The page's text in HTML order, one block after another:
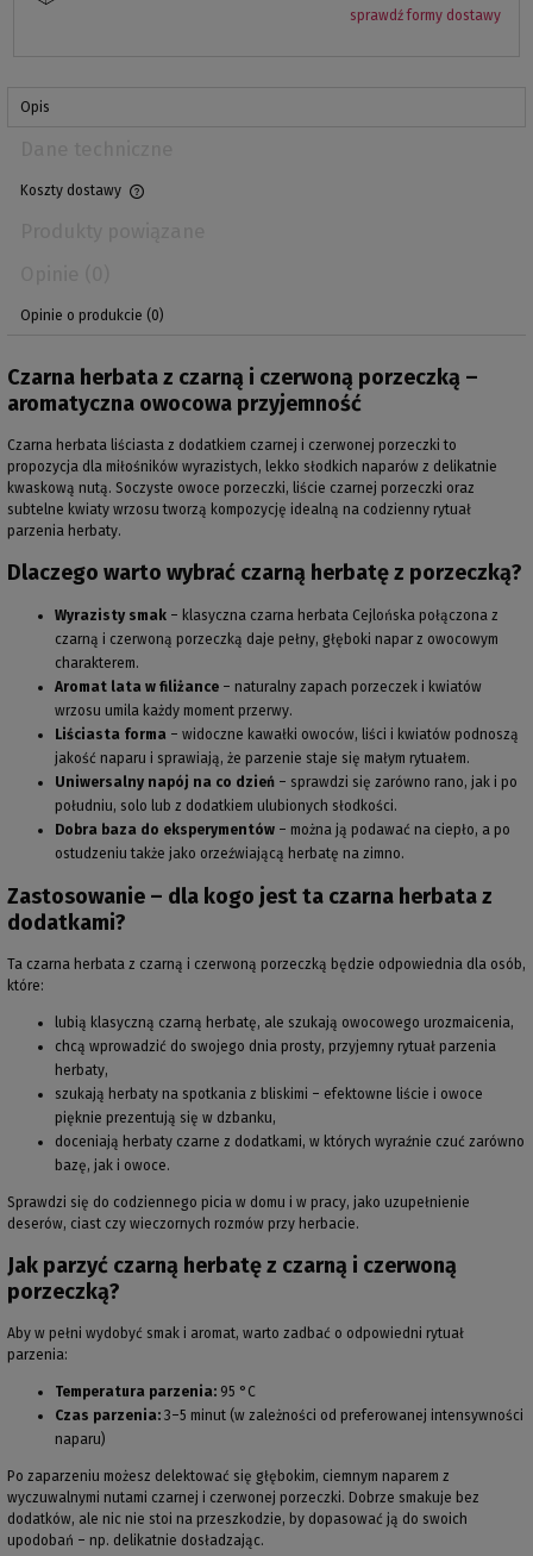
sprawdź formy dostawy
Opis
Koszty dostawy
Opinie o produkcie (0)
Czarna herbata z czarną i czerwoną porzeczką –
aromatyczna owocowa przyjemność
Czarna herbata liściasta z dodatkiem czarnej i czerwonej porzeczki to
propozycja dla miłośników wyrazistych, lekko słodkich naparów z delikatnie
kwaskową nutą. Soczyste owoce porzeczki, liście czarnej porzeczki oraz
subtelne kwiaty wrzosu tworzą kompozycję idealną na codzienny rytuał
parzenia herbaty.
Dlaczego warto wybrać czarną herbatę z porzeczką?
Wyrazisty smak – klasyczna czarna herbata Cejlońska połączona z
czarną i czerwoną porzeczką daje pełny, głęboki napar z owocowym
charakterem.
Aromat lata w filiżance – naturalny zapach porzeczek i kwiatów
wrzosu umila każdy moment przerwy.
Liściasta forma – widoczne kawałki owoców, liści i kwiatów podnoszą
jakość naparu i sprawiają, że parzenie staje się małym rytuałem.
Uniwersalny napój na co dzień – sprawdzi się zarówno rano, jak i po
południu, solo lub z dodatkiem ulubionych słodkości.
Dobra baza do eksperymentów – można ją podawać na ciepło, a po
ostudzeniu także jako orzeźwiającą herbatę na zimno.
Zastosowanie – dla kogo jest ta czarna herbata z
dodatkami?
Ta czarna herbata z czarną i czerwoną porzeczką będzie odpowiednia dla osób,
które:
lubią klasyczną czarną herbatę, ale szukają owocowego urozmaicenia,
chcą wprowadzić do swojego dnia prosty, przyjemny rytuał parzenia
herbaty,
szukają herbaty na spotkania z bliskimi – efektowne liście i owoce
pięknie prezentują się w dzbanku,
doceniają herbaty czarne z dodatkami, w których wyraźnie czuć zarówno
bazę, jak i owoce.
Sprawdzi się do codziennego picia w domu i w pracy, jako uzupełnienie
deserów, ciast czy wieczornych rozmów przy herbacie.
Jak parzyć czarną herbatę z czarną i czerwoną
porzeczką?
Aby w pełni wydobyć smak i aromat, warto zadbać o odpowiedni rytuał
parzenia:
Temperatura parzenia: 95 °C
Czas parzenia: 3–5 minut (w zależności od preferowanej intensywności
naparu)
Po zaparzeniu możesz delektować się głębokim, ciemnym naparem z
wyczuwalnymi nutami czarnej i czerwonej porzeczki. Dobrze smakuje bez
dodatków, ale nic nie stoi na przeszkodzie, by dopasować ją do swoich
upodobań – np. delikatnie dosładzając.